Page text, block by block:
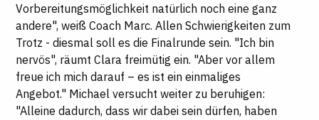
Vorbereitungsmöglichkeit natürlich noch eine ganz
andere", weiß Coach Marc. Allen Schwierigkeiten zum
Trotz - diesmal soll es die Finalrunde sein. "Ich bin
nervös", räumt Clara freimütig ein. "Aber vor allem
freue ich mich darauf – es ist ein einmaliges
Angebot." Michael versucht weiter zu beruhigen:
"Alleine dadurch, dass wir dabei sein dürfen, haben